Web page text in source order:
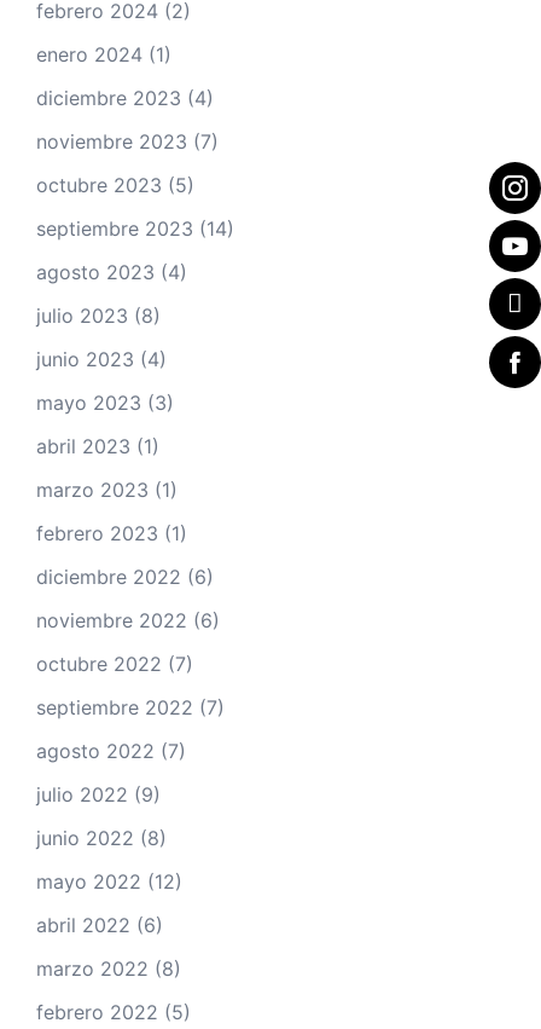
febrero 2024 (2)
enero 2024 (1)
diciembre 2023 (4)
noviembre 2023 (7)
octubre 2023 (5)
septiembre 2023 (14)
agosto 2023 (4)
julio 2023 (8)
junio 2023 (4)
mayo 2023 (3)
abril 2023 (1)
marzo 2023 (1)
febrero 2023 (1)
diciembre 2022 (6)
noviembre 2022 (6)
octubre 2022 (7)
septiembre 2022 (7)
agosto 2022 (7)
julio 2022 (9)
junio 2022 (8)
mayo 2022 (12)
abril 2022 (6)
marzo 2022 (8)
febrero 2022 (5)